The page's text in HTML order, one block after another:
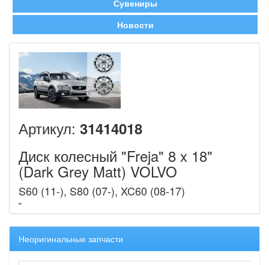
Сувениры
Новости
Артикул: 31414018
Диск колесный "Freja" 8 x 18"
(Dark Grey Matt) VOLVO
S60 (11-), S80 (07-), XC60 (08-17)
Неоригинальные запчасти